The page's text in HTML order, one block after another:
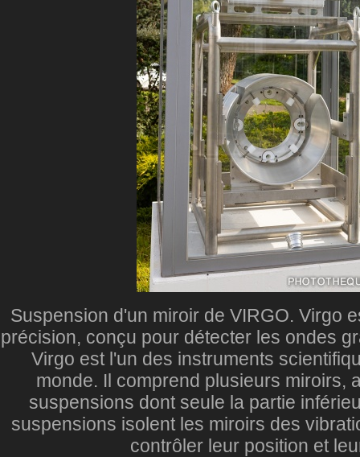
Suspension d'un miroir de VIRGO. Virgo
précision, conçu pour détecter les ondes
Virgo est l'un des instruments
monde. Il comprend plusieurs miroirs,
suspensions dont seule la partie
suspensions isolent les miroirs des
contrôler leur position et